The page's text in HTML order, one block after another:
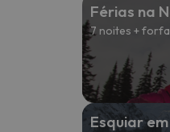
Férias na
7 noites +
Esquiar